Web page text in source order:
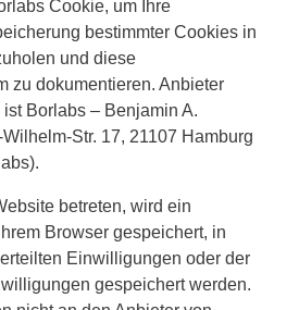
Cookie, um Ihre
bestimmter Cookies in
und diese
zu dokumentieren. Anbieter
Borlabs – Benjamin A.
Str. 17, 21107 Hamburg
betreten, wird ein
Browser gespeichert, in
Einwilligungen oder der
gespeichert werden.